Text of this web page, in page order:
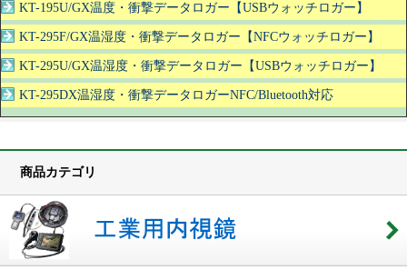
KT-195U/GX温度・衝撃データロガー【USBウォッチロガー】
KT-295F/GX温湿度・衝撃データロガー【NFCウォッチロガー】
KT-295U/GX温湿度・衝撃データロガー【USBウォッチロガー】
KT-295DX温湿度・衝撃データロガーNFC/Bluetooth対応
商品カテゴリ